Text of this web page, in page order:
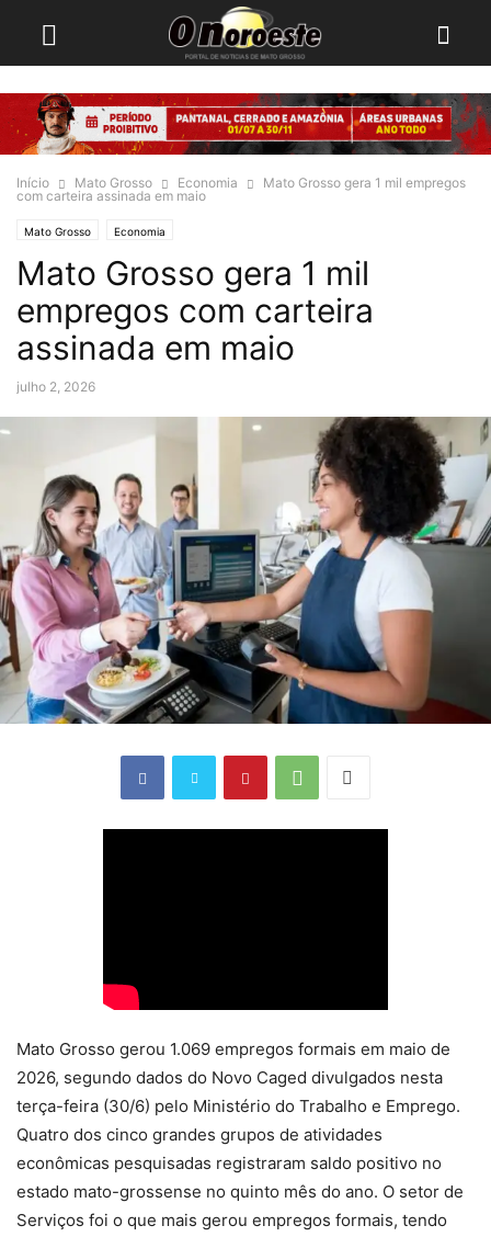
Início Mato Grosso Economia
Mato Grosso gera 1 mil empregos
com carteira assinada em maio
Mato Grosso Economia
Mato Grosso gera 1 mil
empregos com carteira
assinada em maio
julho 2, 2026
Mato Grosso gerou 1.069 empregos formais em maio de
2026, segundo dados do Novo Caged divulgados nesta
terça-feira (30/6) pelo Ministério do Trabalho e Emprego.
Quatro dos cinco grandes grupos de atividades
econômicas pesquisadas registraram saldo positivo no
estado mato-grossense no quinto mês do ano. O setor de
Serviços foi o que mais gerou empregos formais, tendo